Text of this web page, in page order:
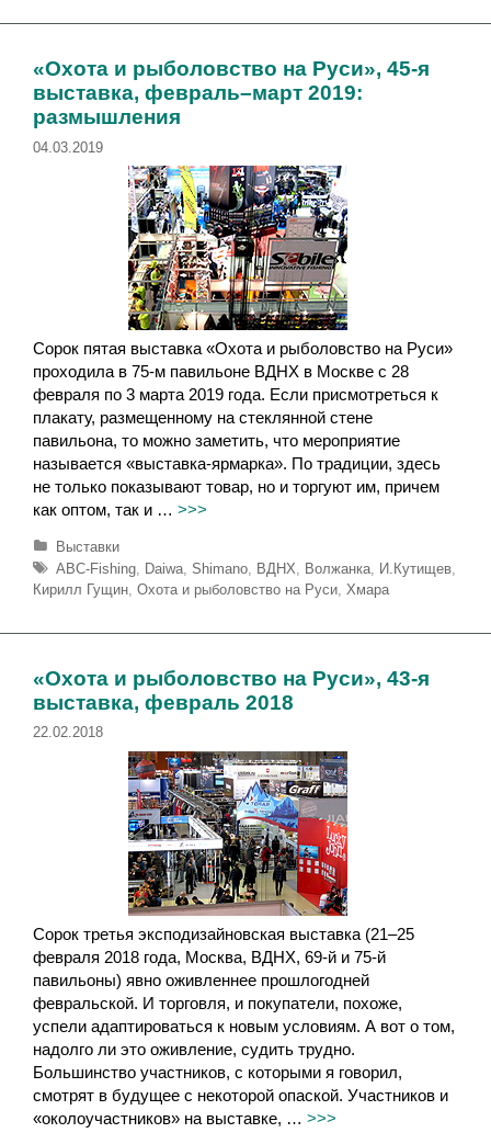
р
к
т
и
«Охота и рыболовство на Руси», 45-я
выставка, февраль–март 2019:
размышления
04.03.2019
Сорок пятая выставка «Охота и рыболовство на Руси»
проходила в 75-м павильоне ВДНХ в Москве с 28
февраля по 3 марта 2019 года. Если присмотреться к
плакату, размещенному на стеклянной стене
павильона, то можно заметить, что мероприятие
называется «выставка-ярмарка». По традиции, здесь
не только показывают товар, но и торгуют им, причем
как оптом, так и … >>>
Р
у
б
и
Выставки
М
е
к
ABC-Fishing, Daiwa, Shimano, ВДНХ Волжанка, И.Кутищев,
Кирилл Гущин Охота и рыболовство на Руси Хмара
«Охота и рыболовство на Руси», 43-я
выставка, февраль 2018
22.02.2018
Сорок третья эксподизайновская выставка (21–25
февраля 2018 года, Москва, ВДНХ, 69-й и 75-й
павильоны) явно оживленнее прошлогодней
февральской. И торговля, и покупатели, похоже,
успели адаптироваться к новым условиям. А вот о том,
надолго ли это оживление, судить трудно.
Большинство участников, с которыми я говорил,
смотрят в будущее с некоторой опаской. Участников и
«околоучастников» на выставке, … >>>